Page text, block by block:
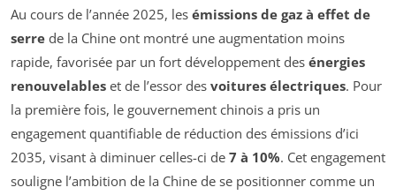
Au cours de l’année 2025, les émissions de gaz à effet de
serre de la Chine ont montré une augmentation moins
rapide, favorisée par un fort développement des énergies
renouvelables et de l’essor des voitures électriques. Pour
la première fois, le gouvernement chinois a pris un
engagement quantifiable de réduction des émissions d’ici
2035, visant à diminuer celles-ci de 7 à 10%. Cet engagement
souligne l’ambition de la Chine de se positionner comme un